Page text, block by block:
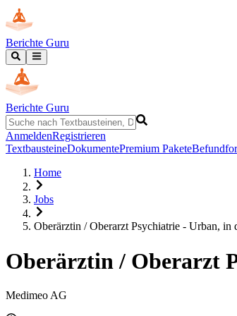
Berichte Guru
Berichte Guru
AnmeldenRegistrieren
TextbausteineDokumentePremium Pakete
Home
Jobs
Oberärztin / Oberarzt Psychiatrie - Urban, in
Oberärztin / Oberarzt
Medimeo AG